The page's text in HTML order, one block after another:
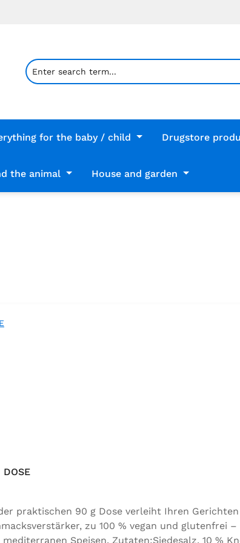
for the baby / child Drugstore
the animal House and garden
praktischen 90 g Dose verleiht Ihren
zu 100 % vegan und glutenfrei
Speisen. Zutaten:Siedesalz, 10 %